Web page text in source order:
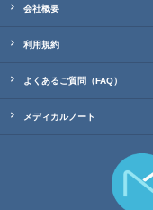
会社概要
利用規約
よくあるご質問（FAQ）
メディカルノート